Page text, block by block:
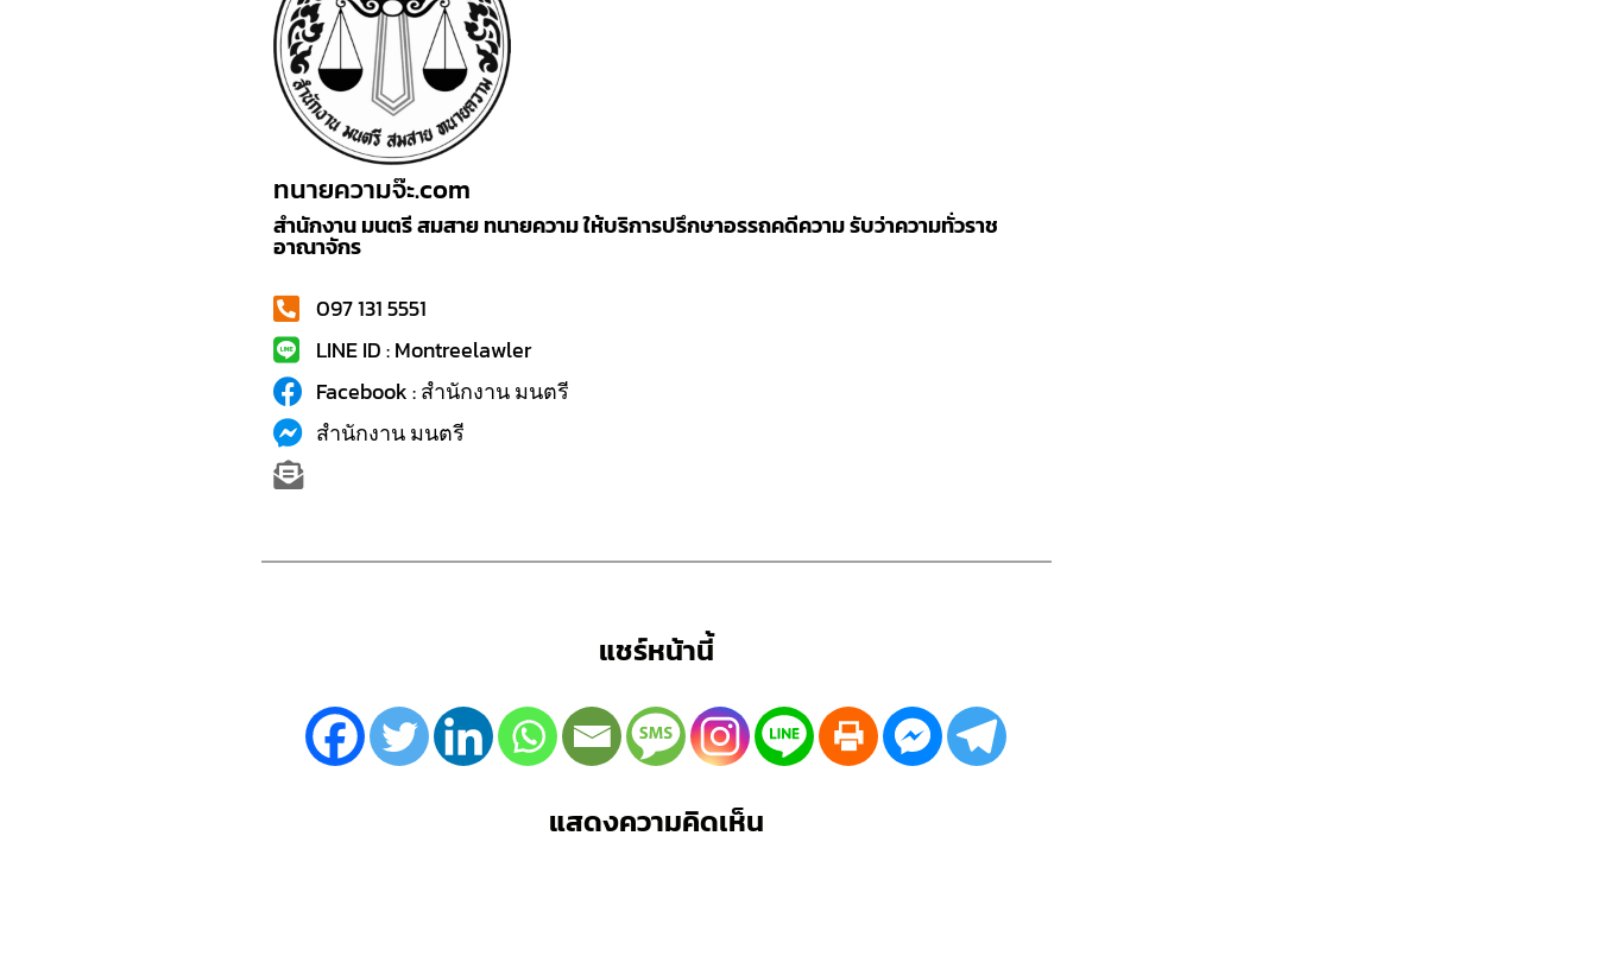
ทนายความจ๊ะ.com
สำนักงาน มนตรี สมสาย ทนายความ ให้บริการปรึกษาอรรถคดีความ รับว่าความทั่วราช
อาณาจักร
097 131 5551
LINE ID : Montreelawler
Facebook : สำนักงาน มนตรี
สำนักงาน มนตรี
แชร์หน้านี้
แสดงความคิดเห็น